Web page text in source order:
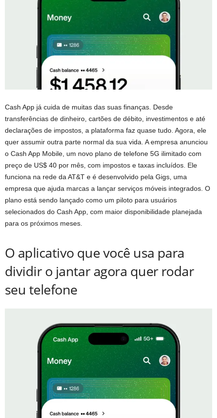
Cash App já cuida de muitas das suas finanças. Desde
transferências de dinheiro, cartões de débito, investimentos e até
declarações de impostos, a plataforma faz quase tudo. Agora, ele
quer assumir outra parte normal da sua vida. A empresa anunciou
o Cash App Mobile, um novo plano de telefone 5G ilimitado com
preço de US$ 40 por mês, com impostos e taxas incluídos. Ele
funciona na rede da AT&T e é desenvolvido pela Gigs, uma
empresa que ajuda marcas a lançar serviços móveis integrados. O
plano está sendo lançado como um piloto para usuários
selecionados do Cash App, com maior disponibilidade planejada
para os próximos meses.
O aplicativo que você usa para
dividir o jantar agora quer rodar
seu telefone